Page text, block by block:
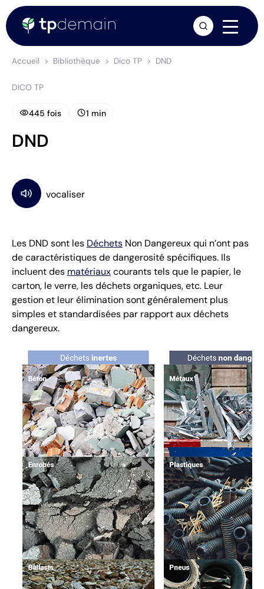
Accueil Bibliothèque Dico TP DND
DICO TP
visibility445 fois schedule1 min
DND
Les DND sont les Déchets Non Dangereux qui n’ont pas
de caractéristiques de dangerosité spécifiques. Ils
incluent des matériauxcourants tels que le papier, le
carton, le verre, les déchets organiques, etc. Leur
gestion et leur élimination sont généralement plus
simples et standardisées par rapport aux déchets
dangereux.
arrow_forward